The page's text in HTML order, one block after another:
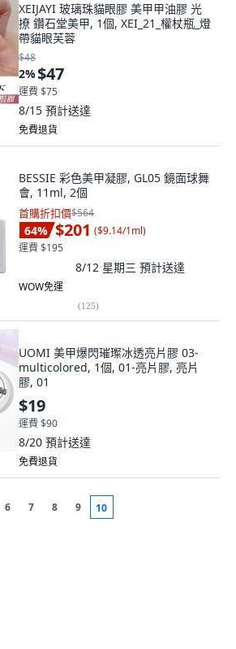
XEIJAYI 玻璃珠貓眼膠 美甲甲油膠 光
撩 鑽石堂美甲, 1個, XEI_21_權杖瓶_燈
帶貓眼芙蓉
$48
2%$47
運費 $75
8/15 預計送達
免費退貨
BESSIE 彩色美甲凝膠, GL05 鏡面球舞
會, 11ml, 2個
首購折扣價$564
64% $201 ($9.14/1ml)
運費 $195
8/12 星期三 預計送達
WOW免運
(125)
UOMI 美甲爆閃璀璨冰透亮片膠 03-
multicolored, 1個, 01-亮片膠, 亮片
膠, 01
$19
運費 $90
8/20 預計送達
免費退貨
6 7 8 9 10